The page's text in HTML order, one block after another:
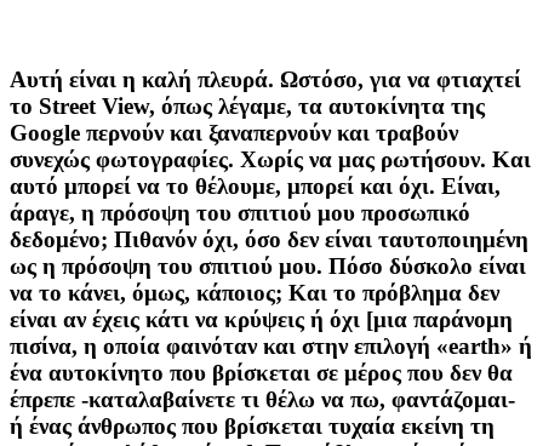
Αυτή είναι η καλή πλευρά. Ωστόσο, για να φτιαχτεί
το Street View, όπως λέγαμε, τα αυτοκίνητα της
Google περνούν και ξαναπερνούν και τραβούν
συνεχώς φωτογραφίες. Χωρίς να μας ρωτήσουν. Και
αυτό μπορεί να το θέλουμε, μπορεί και όχι. Είναι,
άραγε, η πρόσοψη του σπιτιού μου προσωπικό
δεδομένο; Πιθανόν όχι, όσο δεν είναι ταυτοποιημένη
ως η πρόσοψη του σπιτιού μου. Πόσο δύσκολο είναι
να το κάνει, όμως, κάποιος; Και το πρόβλημα δεν
είναι αν έχεις κάτι να κρύψεις ή όχι [μια παράνομη
πισίνα, η οποία φαινόταν και στην επιλογή «earth» ή
ένα αυτοκίνητο που βρίσκεται σε μέρος που δεν θα
έπρεπε -καταλαβαίνετε τι θέλω να πω, φαντάζομαι-
ή ένας άνθρωπος που βρίσκεται τυχαία εκείνη τη